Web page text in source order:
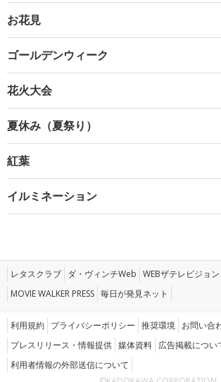
お花見
ゴールデンウィーク
花火大会
夏休み（夏祭り）
紅葉
イルミネーション
レタスクラブ ダ・ヴィンチWeb WEBザテレビジョン
MOVIE WALKER PRESS 毎日が発見ネット
利用規約 プライバシーポリシー 推奨環境 お問い合
プレスリリース・情報提供 媒体資料 広告掲載につい
利用者情報の外部送信について